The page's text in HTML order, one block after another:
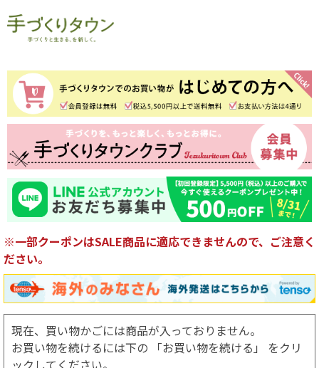
※一部クーポンはSALE商品に適応できませんので、ご注意く
ださい。
現在、買い物かごには商品が入っておりません。
お買い物を続けるには下の 「お買い物を続ける」 をクリ
ックしてください。